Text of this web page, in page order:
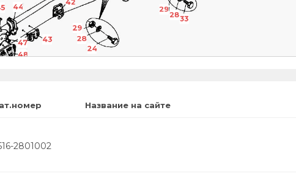
28
28
29
29
33
42
43
44
47
48
24
Название на сайте
2801002